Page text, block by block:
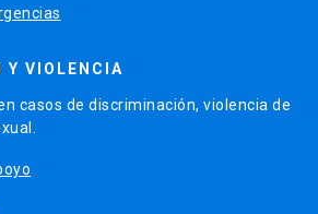
Y VIOLENCIA
casos de discriminación, violencia de